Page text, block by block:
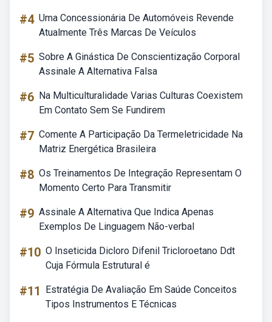
#4 Uma Concessionária De Automóveis Revende
Atualmente Três Marcas De Veículos
#5 Sobre A Ginástica De Conscientização Corporal
Assinale A Alternativa Falsa
#6 Na Multiculturalidade Varias Culturas Coexistem
Em Contato Sem Se Fundirem
#7 Comente A Participação Da Termeletricidade Na
Matriz Energética Brasileira
#8 Os Treinamentos De Integração Representam O
Momento Certo Para Transmitir
#9 Assinale A Alternativa Que Indica Apenas
Exemplos De Linguagem Não-verbal
#10 O Inseticida Dicloro Difenil Tricloroetano Ddt
Cuja Fórmula Estrutural é
#11
Estratégia De Avaliação Em Saúde Conceitos
Tipos Instrumentos E Técnicas